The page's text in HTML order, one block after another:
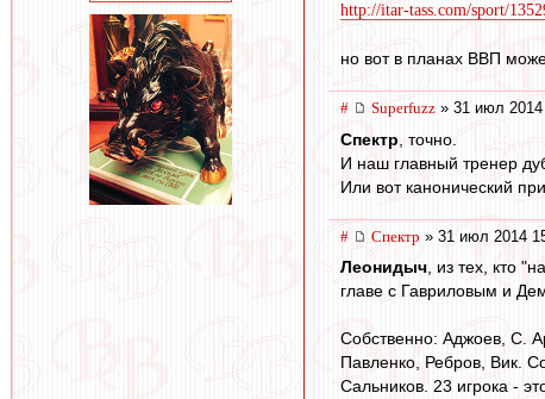
http://itar-tass.com/sport/
но вот в планах ВВП
# Superfuzz » 31 июл 2014
Спектр , точно.
И наш главный тренер
Или вот канонический
# Спектр » 31 июл 2014
Леонидыч, из тех, кто
главе с Гавриловым и
Собственно: Аджоев, С.
Павленко, Ребров, Вик.
Сальников. 23 игрока -